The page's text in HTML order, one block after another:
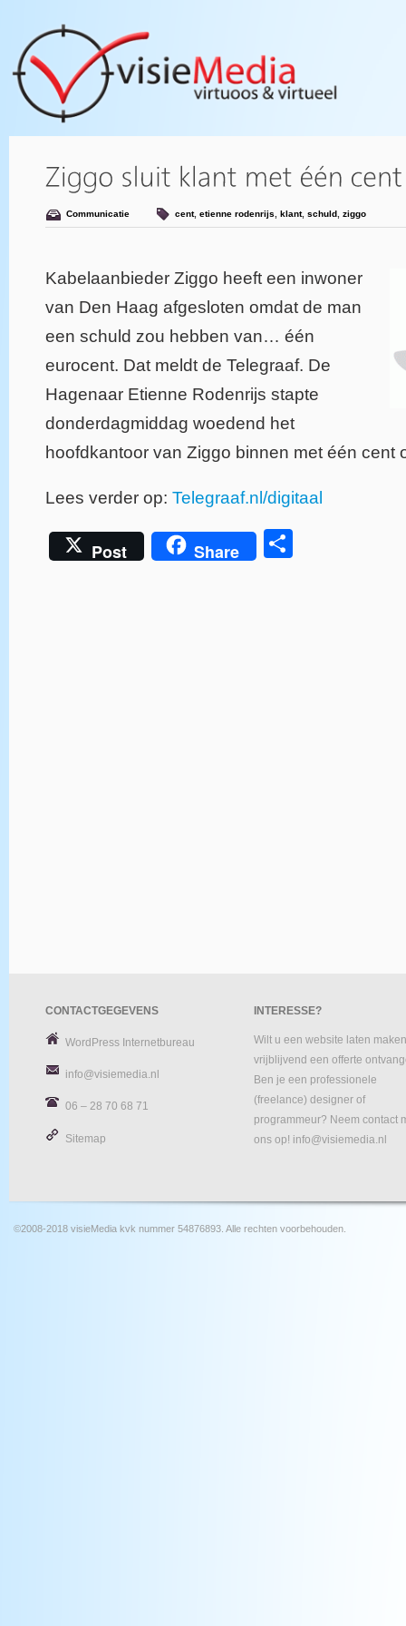
Communicatie cent, etienne rodenrijs, klant, schuld, ziggo
Kabelaanbieder Ziggo heeft een inwoner
van Den Haag afgesloten omdat de man
een schuld zou hebben van… één
eurocent. Dat meldt de Telegraaf. De
Hagenaar Etienne Rodenrijs stapte
donderdagmiddag woedend het
hoofdkantoor van Ziggo binnen met één cent
Lees verder op: Telegraaf.nl/digitaal
Post Share
CONTACTGEGEVENS
WordPress Internetbureau
info@visiemedia.nl
06 – 28 70 68 71
Sitemap
INTERESSE?
Wilt u een website laten
vrijblijvend een offerte
Ben je een professionele
(freelance) designer of
programmeur? Neem contact
ons op! info@visiemedia.nl
©2008-2018 visieMedia kvk nummer 54876893. Alle rechten voorbehouden.